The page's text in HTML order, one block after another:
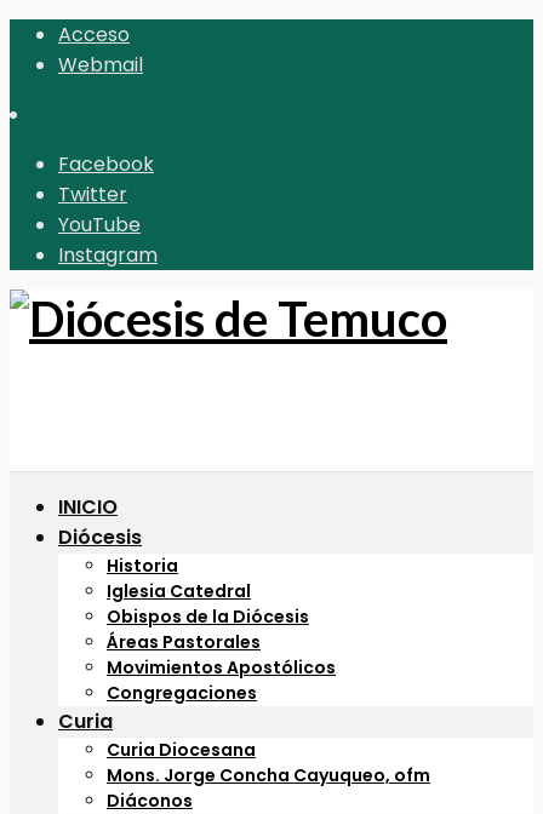
Acceso
Webmail
Facebook
Twitter
YouTube
Instagram
INICIO
Diócesis
Historia
Iglesia Catedral
Obispos de la Diócesis
Áreas Pastorales
Movimientos Apostólicos
Congregaciones
Curia
Curia Diocesana
Mons. Jorge Concha Cayuqueo, ofm
Diáconos